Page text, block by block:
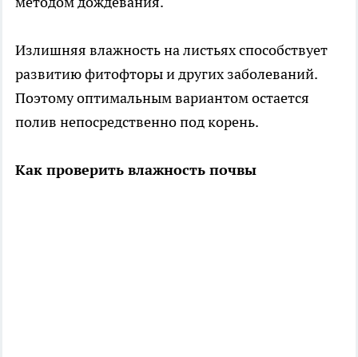
Излишняя влажность на листьях способствует
развитию фитофторы и других заболеваний.
Поэтому оптимальным вариантом остается
полив непосредственно под корень.
Как проверить влажность почвы